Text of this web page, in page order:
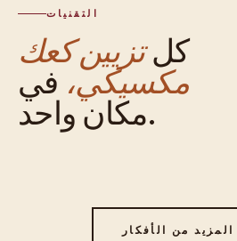
التقنيات
كلتزيين كعك
مكسيكي، في
مكان واحد.
من الأفكار